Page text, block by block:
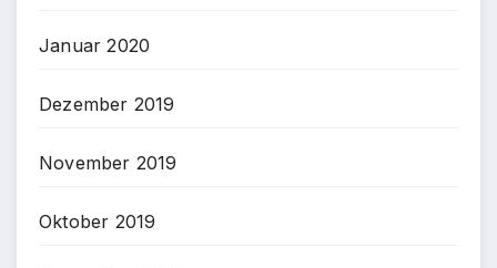
Januar 2020
Dezember 2019
November 2019
Oktober 2019